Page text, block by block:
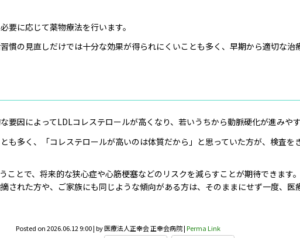
要に応じて薬物療法を行います。
慣の見直しだけでは十分な効果が得られにくいことも多く、早期から適切な
要因によってLDLコレステロールが高くなり、若いうちから動脈硬化が進みや
も多く、「コレステロールが高いのは体質だから」と思っていた方が、検査
ことで、将来的な狭心症や心筋梗塞などのリスクを減らすことが期待できます
された方や、ご家族にも同じような傾向がある方は、そのままにせず一度、医
Posted on2026.06.12 9:00|by医療法人正幸会 正幸会病院| Perma Link